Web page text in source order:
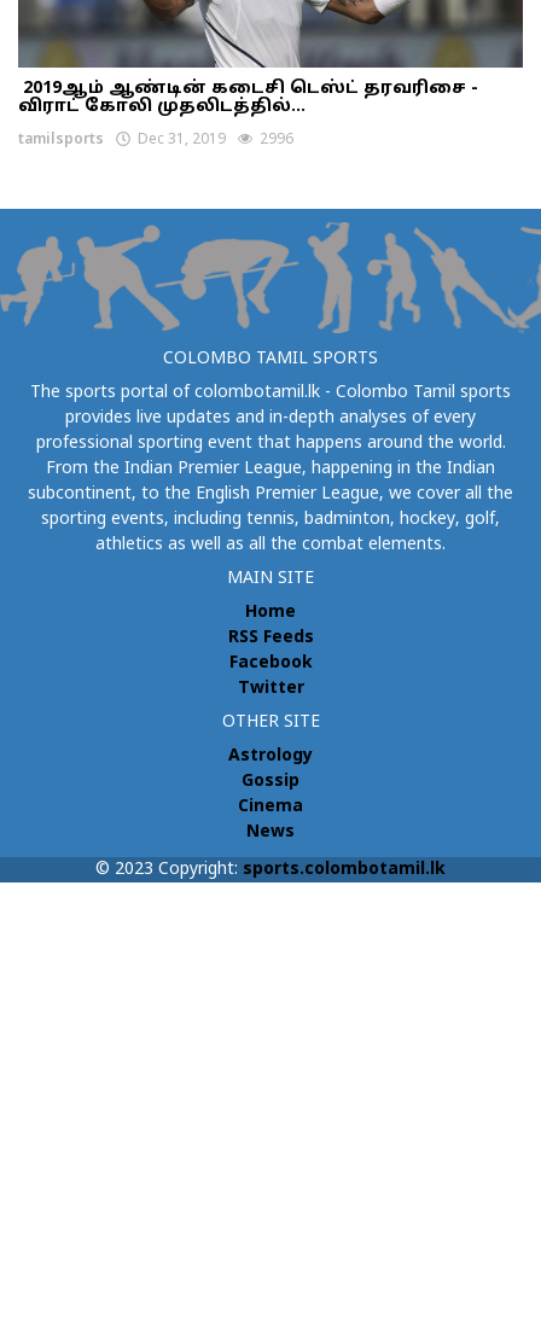
2019ஆம் ஆண்டின் கடைசி டெஸ்ட் தரவரிசை -
விராட் கோலி முதலிடத்தில்...
tamilsports Dec 31, 2019 2996
COLOMBO TAMIL SPORTS
The sports portal of colombotamil.lk - Colombo Tamil sports
provides live updates and in-depth analyses of every
professional sporting event that happens around the world.
From the Indian Premier League, happening in the Indian
subcontinent, to the English Premier League, we cover all the
sporting events, including tennis, badminton, hockey, golf,
athletics as well as all the combat elements.
MAIN SITE
Home
RSS Feeds
Facebook
Twitter
OTHER SITE
Astrology
Gossip
Cinema
News
© 2023 Copyright: sports.colombotamil.lk